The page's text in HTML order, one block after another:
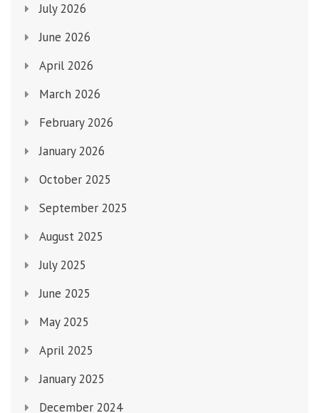
July 2026
June 2026
April 2026
March 2026
February 2026
January 2026
October 2025
September 2025
August 2025
July 2025
June 2025
May 2025
April 2025
January 2025
December 2024